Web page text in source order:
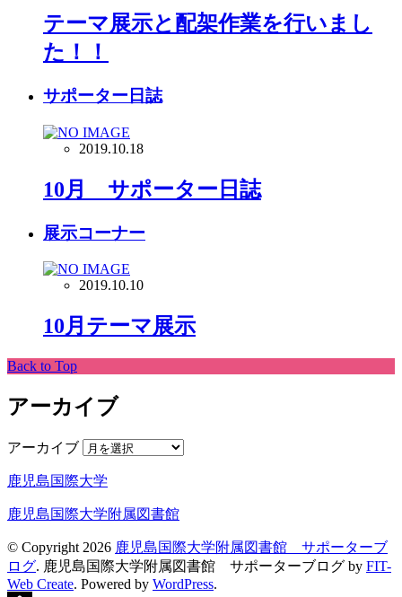
テーマ展示と配架作業を行いまし
た！！
サポーター日誌
2019.10.18
10月 サポーター日誌
展示コーナー
2019.10.10
10月テーマ展示
Back to Top
アーカイブ
アーカイブ
鹿児島国際大学
鹿児島国際大学附属図書館
© Copyright 2026 鹿児島国際大学附属図書館 サポーターブ
ログ. 鹿児島国際大学附属図書館 サポーターブログ by FIT-
Web Create. Powered by WordPress.